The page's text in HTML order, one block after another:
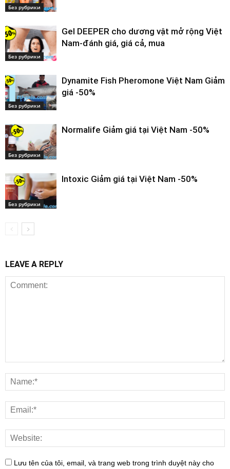
Без рубрики
Без рубрики
Gel DEEPER cho dương vật mở rộng Việt
Nam-đánh giá, giá cả, mua
Без рубрики
Dynamite Fish Pheromone Việt Nam Giảm
giá -50%
Без рубрики
Normalife Giảm giá tại Việt Nam -50%
Без рубрики
Intoxic Giảm giá tại Việt Nam -50%
LEAVE A REPLY
Lưu tên của tôi, email, và trang web trong trình duyệt này cho